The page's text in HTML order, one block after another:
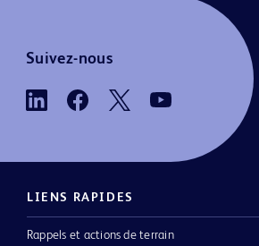
Suivez-nous
LIENS RAPIDES
Rappels et actions de terrain